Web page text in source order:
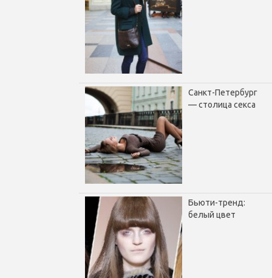
Санкт-Петербург
— столица секса
Бьюти-тренд:
белый цвет